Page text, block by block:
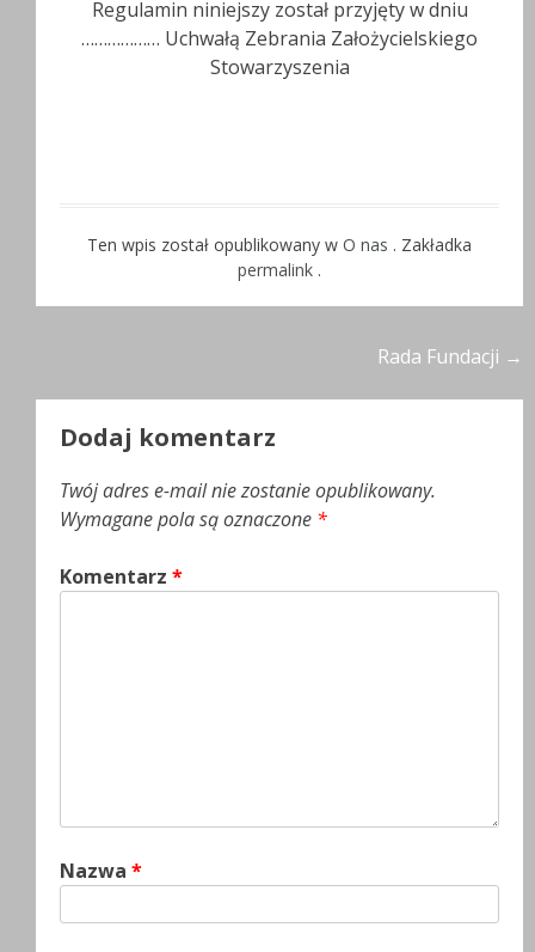
Regulamin niniejszy został przyjęty w dniu
……………… Uchwałą Zebrania Założycielskiego
Stowarzyszenia
Ten wpis został opublikowany w O nas . Zakładka
permalink .
wpisu
Rada Fundacji →
Dodaj komentarz
Twój adres e-mail nie zostanie opublikowany.
Wymagane pola są oznaczone *
Komentarz *
Nazwa *